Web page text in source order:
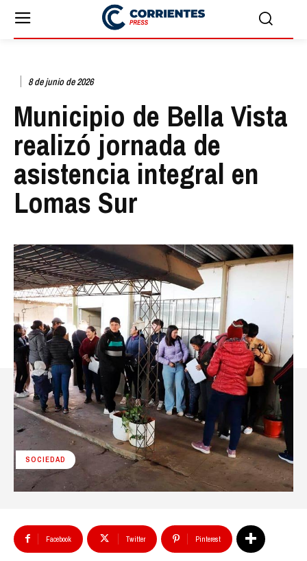
8 de junio de 2026
Municipio de Bella Vista
realizó jornada de
asistencia integral en
Lomas Sur
SOCIEDAD
Facebook Twitter Pinterest